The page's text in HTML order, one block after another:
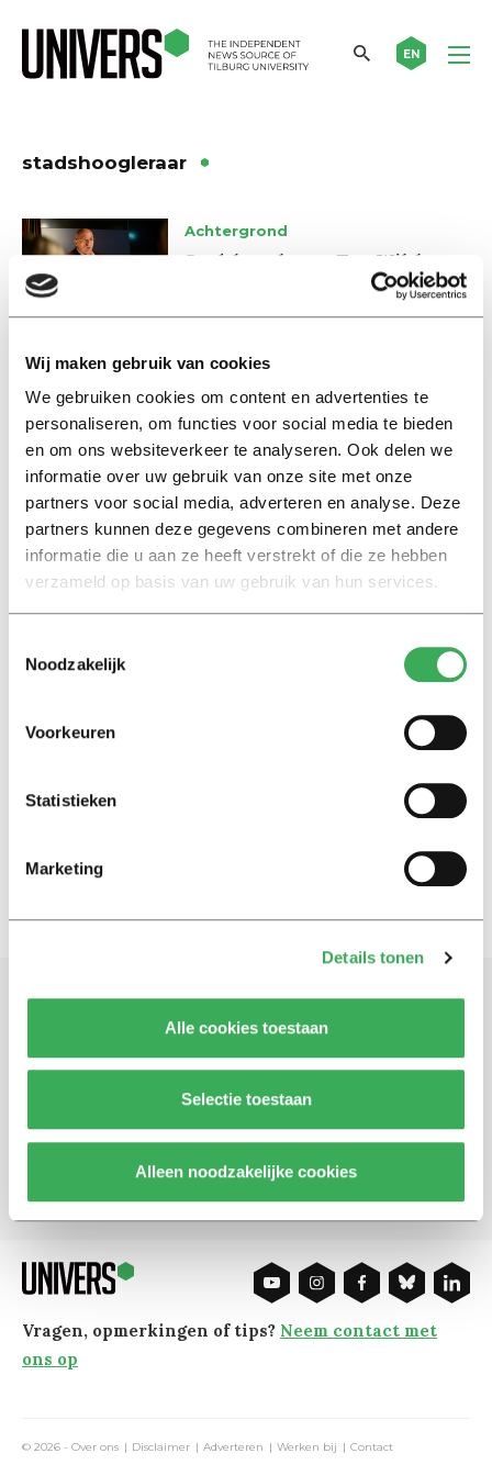
Wij maken gebruik van cookies
We gebruiken cookies om content en advertenties te
personaliseren, om functies voor social media te bieden
en om ons websiteverkeer te analyseren. Ook delen we
informatie over uw gebruik van onze site met onze
partners voor social media, adverteren en analyse. Deze
partners kunnen deze gegevens combineren met andere
informatie die u aan ze heeft verstrekt of die ze hebben
verzameld op basis van uw gebruik van hun services.
Noodzakelijk
Voorkeuren
Statistieken
Marketing
Details tonen
Alle cookies toestaan
Selectie toestaan
Alleen noodzakelijke cookies
EN
stadshoogleraar
Achtergrond
Stadshoogleraar Ton Wilthagen
luistert gretig naar zijn stad: ‘Ik
Podcast
Univers Audio #11: In gesprek
met Ton Wilthagen
29 juni 2022
News
TiU professor Ton Wilthagen
first City Professor of the
Netherlands
TiU-hoogleraar Ton Wilthagen
Schrijf je in voor onze nieuwsbrief
Blijf op de hoogte. Meld je aan voor de nieuwsbrief van
Univers.
Aanmelden
Vragen, opmerkingen of tips? Neem contact met
ons op
© 2026 - Over ons Disclaimer Adverteren Werken bij Contact